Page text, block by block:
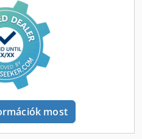
most